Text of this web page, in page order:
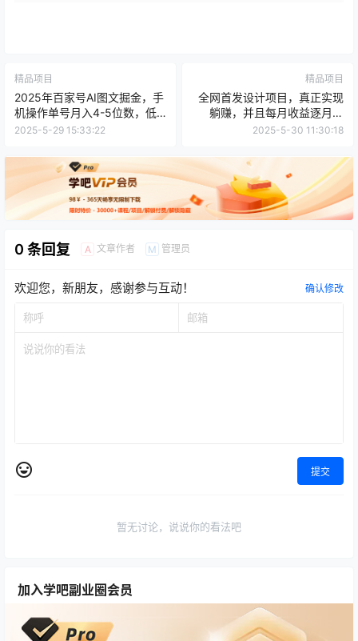
精品项目
2025年百家号AI图文掘金，手
机操作单号月入4-5位数，低
门槛【附指令+工具】
2025-5-29 15:33:22
精品项目
全网首发设计项目，真正实现
躺赚，并且每月收益逐月增
加，自己做老板
2025-5-30 11:30:18
0 条回复 A 文章作者 M 管理员
欢迎您，新朋友，感谢参与互动！ 确认修改
提交
暂无讨论，说说你的看法吧
加入学吧副业圈会员